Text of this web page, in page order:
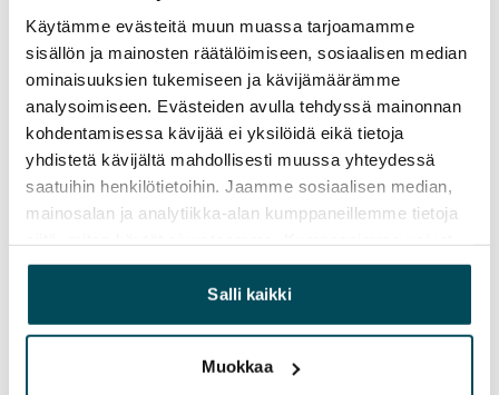
Käytämme evästeitä muun muassa tarjoamamme
sisällön ja mainosten räätälöimiseen, sosiaalisen median
ominaisuuksien tukemiseen ja kävijämäärämme
analysoimiseen. Evästeiden avulla tehdyssä mainonnan
kohdentamisessa kävijää ei yksilöidä eikä tietoja
yhdistetä kävijältä mahdollisesti muussa yhteydessä
saatuihin henkilötietoihin. Jaamme sosiaalisen median,
mainosalan ja analytiikka-alan kumppaneillemme tietoja
yhdistää näitä tietoja muihin tietoihin, joita olet antanut
heille tai joita on kerätty, kun olet käyttänyt heidän
palvelujaan.
Salli kaikki
Muokkaa
Vuokravakuus
0 €, (yrityksille min. 1 kk vuokra)
Vuokrasopimus
Toistaiseksi voimassa oleva
Irtisanomis­mahdollisuus
1 kalenterikuukausi
Kotivakuutus
Pakollinen, ei sisälly vuokraan
Vesimaksu